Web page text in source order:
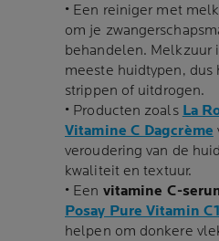
• Een reiniger met
om je
behandelen. Melkzuur
meeste huidtypen,
strippen of uitdrogen.
• Producten zoals La
Vitamine C Dagcrème
veroudering van de
kwaliteit en textuur.
• Een vitamine C-
Posay Pure Vitamin
helpen om donkere